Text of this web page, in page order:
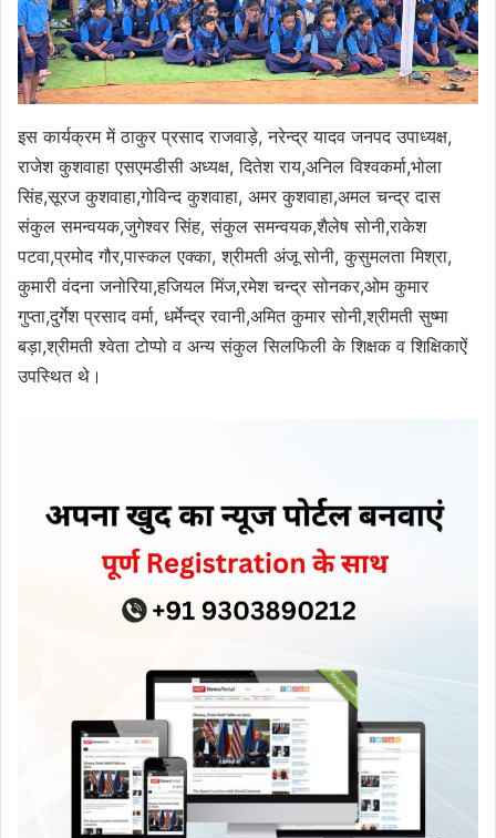
इस कार्यक्रम में ठाकुर प्रसाद राजवाड़े, नरेन्द्र यादव जनपद उपाध्यक्ष,
राजेश कुशवाहा एसएमडीसी अध्यक्ष, दितेश राय,अनिल विश्वकर्मा,भोला
सिंह,सूरज कुशवाहा,गोविन्द कुशवाहा, अमर कुशवाहा,अमल चन्द्र दास
संकुल समन्वयक,जुगेश्वर सिंह, संकुल समन्वयक,शैलेष सोनी,राकेश
पटवा,प्रमोद गौर,पास्कल एक्का, श्रीमती अंजू सोनी, कुसुमलता मिश्रा,
कुमारी वंदना जनोरिया,हजियल मिंज,रमेश चन्द्र सोनकर,ओम कुमार
गुप्ता,दुर्गेश प्रसाद वर्मा, धर्मेन्द्र रवानी,अमित कुमार सोनी,श्रीमती सुष्मा
बड़ा,श्रीमती श्वेता टोप्पो व अन्य संकुल सिलफिली के शिक्षक व शिक्षिकाऐं
उपस्थित थे।